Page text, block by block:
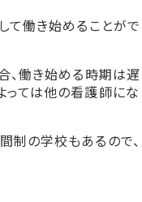
て働き始めることがで
、働き始める時期は遅
っては他の看護師にな
の学校もあるので、